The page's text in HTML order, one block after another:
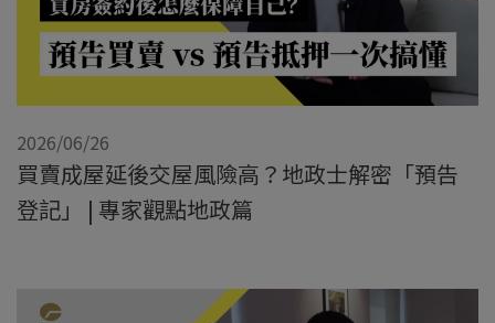
2026/06/26
買賣成屋延後交屋風險高？地政士解密「預告
登記」 | 專家觀點地政篇